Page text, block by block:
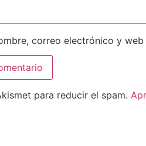
correo electrónico y
para reducir el spam.